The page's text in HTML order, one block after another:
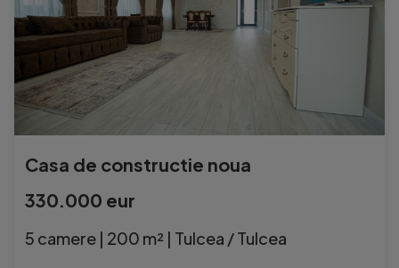
Casa de constructie noua
330.000 eur
5 camere | 200 m² | Tulcea / Tulcea